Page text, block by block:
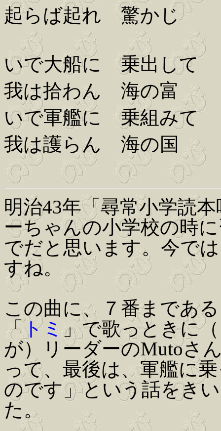
起らば起れ 驚かじ
いで大船に 乗出して
我は拾わん 海の富
いで軍艦に 乗組みて
我は護らん 海の国
明治43年「尋常小学読
ーちゃんの小学校の時
でだと思います。今で
すね。
この曲に、７番まであ
「トミ 」で歌っときに
が）リーダーのMutoさ
って、最後は、軍艦に
のです」という話をき
た。